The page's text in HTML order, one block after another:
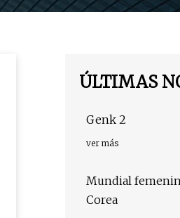
ÚLTIMAS
Genk 2
ver más
Mundial
Corea